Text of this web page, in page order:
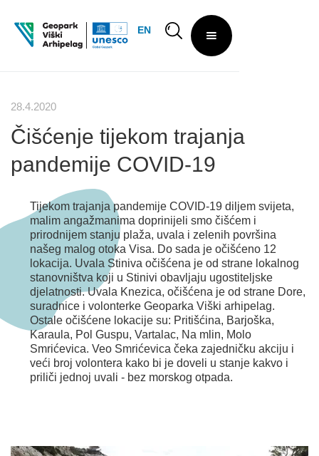
EN
28.4.2020
Čišćenje tijekom trajanja
pandemije COVID-19
Tijekom trajanja pandemije COVID-19 diljem svijeta,
malim angažmanima doprinijeli smo čišćem i
prirodnijem stanju plaža, uvala i zelenih površina
našeg malog otoka Visa. Do sada je očišćeno 12
lokacija. Uvala Stiniva očišćena je od strane lokalnog
stanovništva koji u Stinivi obavljaju ugostiteljske
djelatnosti. Uvala Knezica, očišćena je od strane Dore,
suradnice i volonterke Geoparka Viški arhipelag.
Ostale očišćene lokacije su: Pritišćina, Barjoška,
Karaula, Pol Guspu, Vartalac, Na mlin, Molo
Smrićevica. Veo Smrićevica čeka zajedničku akciju i
veći broj volontera kako bi je doveli u stanje kakvo i
priliči jednoj uvali - bez morskog otpada.